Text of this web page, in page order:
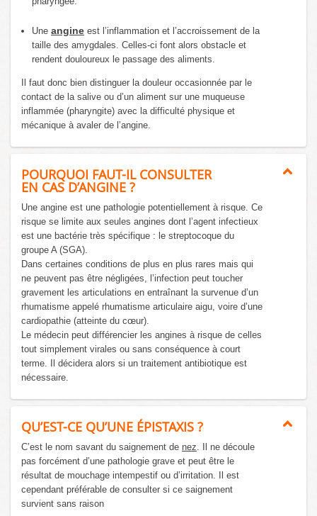
Une angine est l’inflammation et l’accroissement de la
taille des amygdales. Celles-ci font alors obstacle et
rendent douloureux le passage des aliments.
Il faut donc bien distinguer la douleur occasionnée par le
contact de la salive ou d’un aliment sur une muqueuse
inflammée (pharyngite) avec la difficulté physique et
mécanique à avaler de l’angine.
POURQUOI FAUT-IL CONSULTER
EN CAS D’ANGINE ?
Une angine est une pathologie potentiellement à risque. Ce
risque se limite aux seules angines dont l’agent infectieux
est une bactérie très spécifique : le streptocoque du
groupe A (SGA).
Dans certaines conditions de plus en plus rares mais qui
ne peuvent pas être négligées, l’infection peut toucher
gravement les articulations en entraînant la survenue d’un
rhumatisme appelé rhumatisme articulaire aigu, voire d’une
cardiopathie (atteinte du cœur).
Le médecin peut différencier les angines à risque de celles
tout simplement virales ou sans conséquence à court
terme. Il décidera alors si un traitement antibiotique est
nécessaire.
QU’EST-CE QU’UNE ÉPISTAXIS ?
C’est le nom savant du saignement de nez. Il ne découle
pas forcément d’une pathologie grave et peut être le
résultat de mouchage intempestif ou d’irritation. Il est
cependant préférable de consulter si ce saignement
survient sans raison